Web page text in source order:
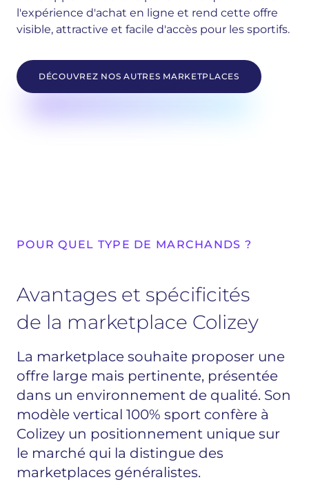
l'expérience d'achat en ligne et rend cette offre
visible, attractive et facile d'accès pour les sportifs.
DÉCOUVREZ NOS AUTRES MARKETPLACES
POUR QUEL TYPE DE MARCHANDS ?
Avantages et spécificités
de la marketplace Colizey
La marketplace souhaite proposer une
offre large mais pertinente, présentée
dans un environnement de qualité. Son
modèle vertical 100% sport confère à
Colizey un positionnement unique sur
le marché qui la distingue des
marketplaces généralistes.